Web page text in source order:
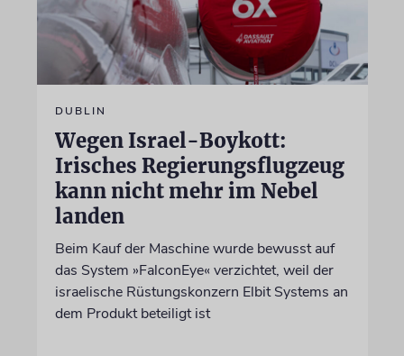
DUBLIN
Wegen Israel-Boykott:
Irisches Regierungsflugzeug
kann nicht mehr im Nebel
landen
Beim Kauf der Maschine wurde bewusst auf
das System »FalconEye« verzichtet, weil der
israelische Rüstungskonzern Elbit Systems an
dem Produkt beteiligt ist